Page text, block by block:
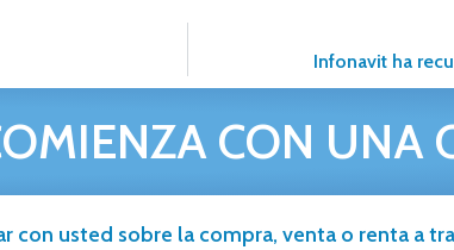
Infonavit ha
CON UNA
con usted sobre la compra, venta o renta a